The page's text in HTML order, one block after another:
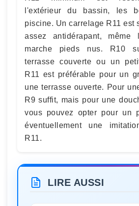
l'extérieur du bassin, les
piscine. Un carrelage R11 est
assez antidérapant,
marche pieds nus. R10
terrasse couverte ou un
R11 est préférable pour un
une terrasse ouverte. Pour
R9 suffit, mais pour une
vous pouvez opter pour un
éventuellement une
R11.
LIRE AUSSI